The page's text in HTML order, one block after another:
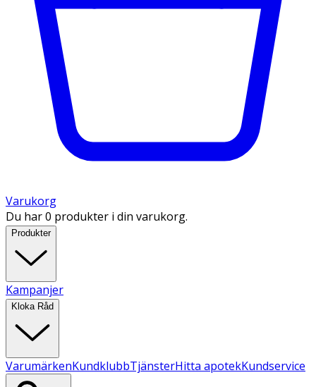
Varukorg
Du har 0 produkter i din varukorg.
Produkter
Kampanjer
Kloka Råd
VarumärkenKundklubbTjänsterHitta apotekKundservice